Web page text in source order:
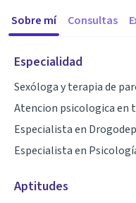
Sobre mí Consultas
Especialidad
Sexóloga y terapia de
Atencion psicologica en
Especialista en
Especialista en
Aptitudes